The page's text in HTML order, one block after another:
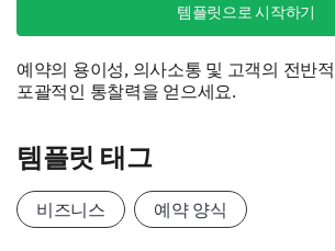
템플릿으로 시작하기
예약의 용이성, 의사소통 및 고객의 전반
포괄적인 통찰력을 얻으세요.
템플릿 태그
비즈니스 예약 양식